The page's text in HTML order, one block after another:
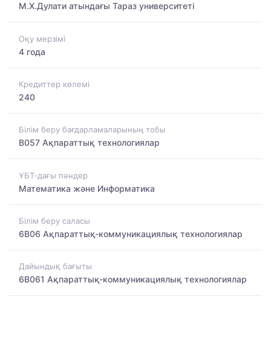
М.Х.Дулати атындағы Тараз университеті
Оқу мерзімі
4 года
Кредиттер көлемі
240
Білім беру бағдарламаларының тобы
B057 Ақпараттық технологиялар
ҰБТ-дағы пәндер
Математика және Информатика
Білім беру саласы
6B06 Ақпараттық-коммуникациялық технологиялар
Дайындық бағыты
6B061 Ақпараттық-коммуникациялық технологиялар